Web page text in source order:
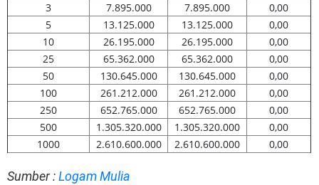
3
7.895.000 7.895.000
0,00
5
13.125.000 13.125.000
0,00
10
26.195.000 26.195.000
0,00
25
65.362.000 65.362.000
0,00
50
130.645.000 130.645.000
0,00
100
261.212.000 261.212.000
0,00
250
652.765.000 652.765.000
0,00
500
1.305.320.000 1.305.320.000
0,00
1000
2.610.600.000 2.610.600.000 0,00
Sumber :Logam Mulia